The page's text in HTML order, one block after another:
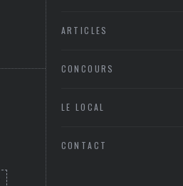
ARTICLES
CONCOURS
LE LOCAL
CONTACT